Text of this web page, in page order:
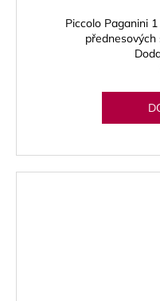
Piccolo Paganini
přednesových